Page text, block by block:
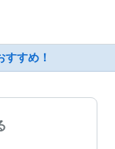
すめ！